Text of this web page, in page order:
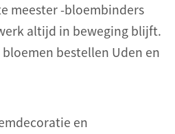
meester -bloembinders
altijd in beweging blijft.
bestellen Uden en
en